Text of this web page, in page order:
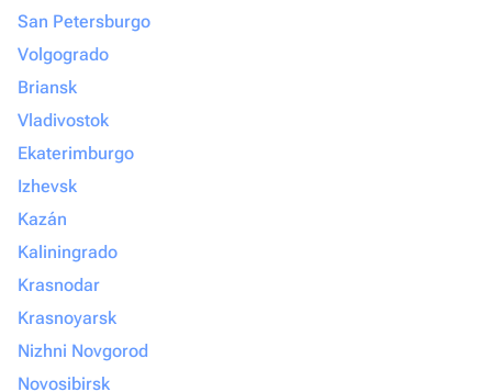
San Petersburgo
Volgogrado
Briansk
Vladivostok
Ekaterimburgo
Izhevsk
Kazán
Kaliningrado
Krasnodar
Krasnoyarsk
Nizhni Novgorod
Novosibirsk